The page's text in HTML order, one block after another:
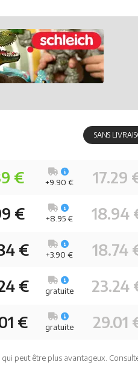
SANS
€ 17.29
+9.90 €
€ 18.94
+8.95 €
€ 18.74
+3.90 €
€ 23.24
gratuite
€ 29.01
gratuite
qui peut être plus avantageux.